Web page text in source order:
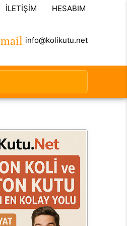
İLETIŞIM HESABIM
info@kolikutu.net